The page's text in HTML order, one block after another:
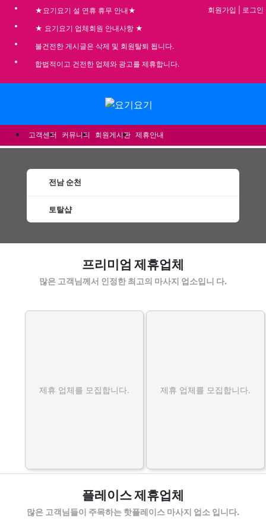
★요기요기 설 연휴 휴무 안내★
★ 요기요기 업체회원 안내사항 ★
불건전한 게시글은 삭제 및 회원탈퇴 됩니다.
합법적이고 건전한 업체와 광고를 제휴합니다.
회원가입 로그인
고객센터 커뮤니티 회원게시판 제휴안내
전남 순천
토탈샵
프리미엄 제휴업체
많은 고객님께서 인정한 최고의 마사지 업소입니 다.
제휴 업체를 모집합니다. 제휴 업체를 모집합니다.
플레이스 제휴업체
많은 고객님들이 주목하는 핫플레이스 마사지 업소 입니다.